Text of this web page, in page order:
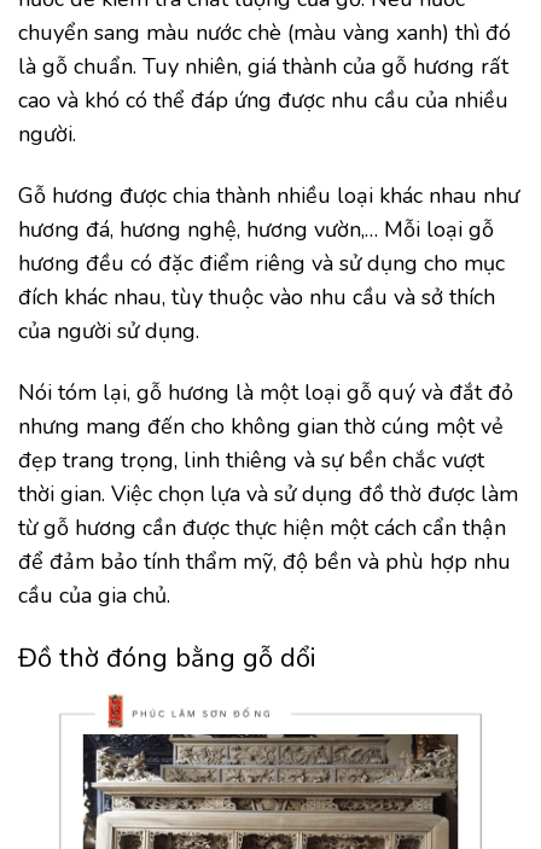
chuyển sang màu nước chè (màu vàng xanh) thì đó
là gỗ chuẩn. Tuy nhiên, giá thành của gỗ hương rất
cao và khó có thể đáp ứng được nhu cầu của nhiều
người.
Gỗ hương được chia thành nhiều loại khác nhau như
hương đá, hương nghệ, hương vườn,… Mỗi loại gỗ
hương đều có đặc điểm riêng và sử dụng cho mục
đích khác nhau, tùy thuộc vào nhu cầu và sở thích
của người sử dụng.
Nói tóm lại, gỗ hương là một loại gỗ quý và đắt đỏ
nhưng mang đến cho không gian thờ cúng một vẻ
đẹp trang trọng, linh thiêng và sự bền chắc vượt
thời gian. Việc chọn lựa và sử dụng đồ thờ được làm
từ gỗ hương cần được thực hiện một cách cẩn thận
để đảm bảo tính thẩm mỹ, độ bền và phù hợp nhu
cầu của gia chủ.
Đồ thờ đóng bằng gỗ dổi